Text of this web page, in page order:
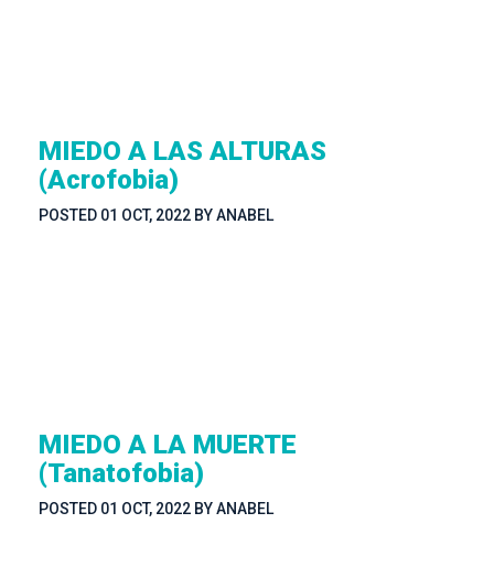
MIEDO A LAS ALTURAS
(Acrofobia)
POSTED 01 OCT, 2022 BY ANABEL
MIEDO A LA MUERTE
(Tanatofobia)
POSTED 01 OCT, 2022 BY ANABEL